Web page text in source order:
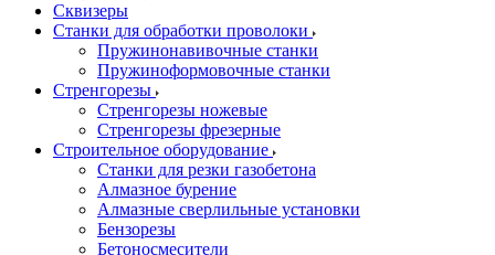
Сквизеры
Станки для обработки проволоки
Пружинонавивочные станки
Пружиноформовочные станки
Стренгорезы
Стренгорезы ножевые
Стренгорезы фрезерные
Строительное оборудование
Станки для резки газобетона
Алмазное бурение
Алмазные сверлильные установки
Бензорезы
Бетоносмесители